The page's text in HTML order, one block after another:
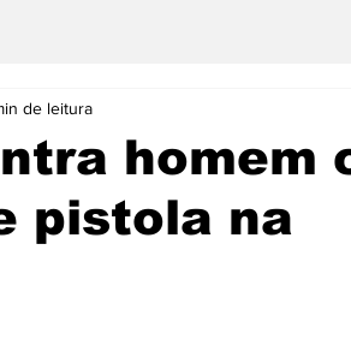
homem
pistola na
de leitura